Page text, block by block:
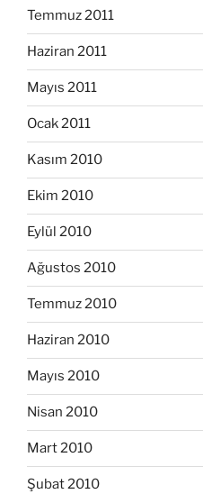
Temmuz 2011
Haziran 2011
Mayıs 2011
Ocak 2011
Kasım 2010
Ekim 2010
Eylül 2010
Ağustos 2010
Temmuz 2010
Haziran 2010
Mayıs 2010
Nisan 2010
Mart 2010
Şubat 2010